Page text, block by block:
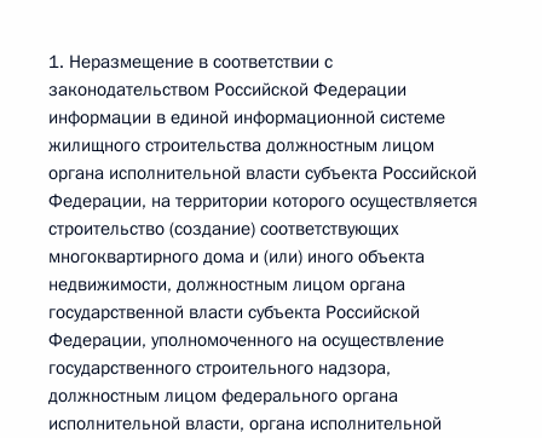
1. Неразмещение в соответствии с
законодательством Российской Федерации
информации в единой информационной системе
жилищного строительства должностным лицом
органа исполнительной власти субъекта Российской
Федерации, на территории которого осуществляется
строительство (создание) соответствующих
многоквартирного дома и (или) иного объекта
недвижимости, должностным лицом органа
государственной власти субъекта Российской
Федерации, уполномоченного на осуществление
государственного строительного надзора,
должностным лицом федерального органа
исполнительной власти, органа исполнительной